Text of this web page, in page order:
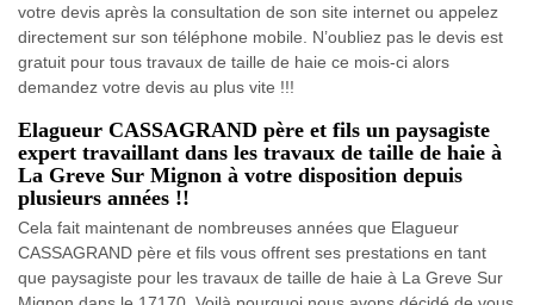
votre devis après la consultation de son site internet ou appelez
directement sur son téléphone mobile. N’oubliez pas le devis est
gratuit pour tous travaux de taille de haie ce mois-ci alors
demandez votre devis au plus vite !!!
Elagueur CASSAGRAND père et fils un paysagiste
expert travaillant dans les travaux de taille de haie à
La Greve Sur Mignon à votre disposition depuis
plusieurs années !!
Cela fait maintenant de nombreuses années que Elagueur
CASSAGRAND père et fils vous offrent ses prestations en tant
que paysagiste pour les travaux de taille de haie à La Greve Sur